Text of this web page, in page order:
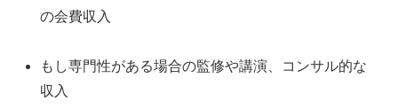
の会費収入
もし専門性がある場合の監修や講演、コンサル的な
収入